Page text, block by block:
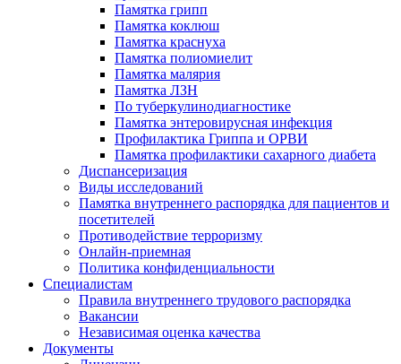
Памятка грипп
Памятка коклюш
Памятка краснуха
Памятка полиомиелит
Памятка малярия
Памятка ЛЗН
По туберкулинодиагностике
Памятка энтеровирусная инфекция
Профилактика Гриппа и ОРВИ
Памятка профилактики сахарного диабета
Диспансеризация
Виды исследований
Памятка внутреннего распорядка для пациентов и
посетителей
Противодействие терроризму
Онлайн-приемная
Политика конфиденциальности
Cпециалистам
Правила внутреннего трудового распорядка
Вакансии
Независимая оценка качества
Документы